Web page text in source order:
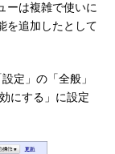
ーは複雑で使いに
を追加したとして
定」の「全般」
にする」に設定